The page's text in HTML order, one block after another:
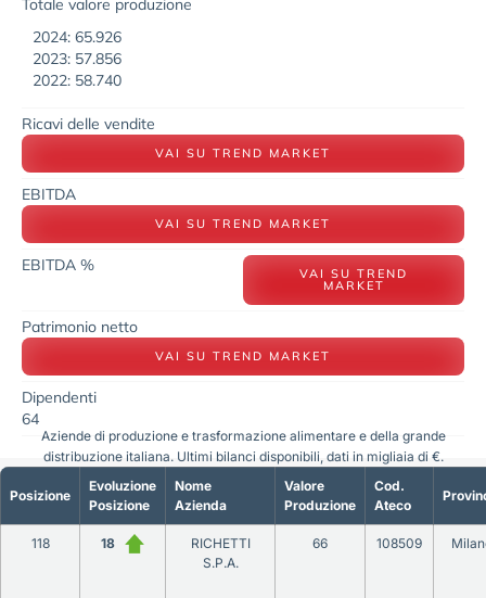
Totale valore produzione
2024: 65.926
2023: 57.856
2022: 58.740
Ricavi delle vendite
VAI SU TREND MARKET
EBITDA
VAI SU TREND MARKET
EBITDA % VAI SU TREND
MARKET
Patrimonio netto
VAI SU TREND MARKET
Dipendenti
64
Posizione
Evoluzione
Posizione
Nome
Azienda
Valore
Produzione
Cod.
Ateco
118 18
RICHETTI
S.P.A.
66 108509
Aziende di produzione e trasformazione alimentare e della grande
distribuzione italiana. Ultimi bilanci disponibili, dati in migliaia di €.